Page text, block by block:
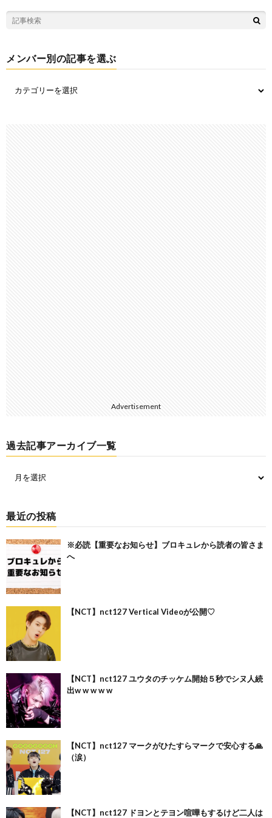
メンバー別の記事を選ぶ
Advertisement
過去記事アーカイブ一覧
最近の投稿
※必読【重要なお知らせ】ブロキュレから読者の皆さま
へ
【NCT】nct127 Vertical Videoが公開♡
【NCT】nct127 ユウタのチッケム開始５秒でシヌ人続
出w w w w w
【NCT】nct127 マークがひたすらマークで安心する🙏
（涙）
【NCT】nct127 ドヨンとテヨン喧嘩もするけど二人は